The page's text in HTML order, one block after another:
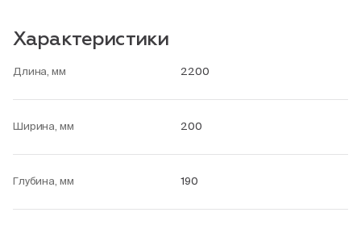
Характеристики
Длина, мм 2200
Ширина, мм 200
Глубина, мм 190